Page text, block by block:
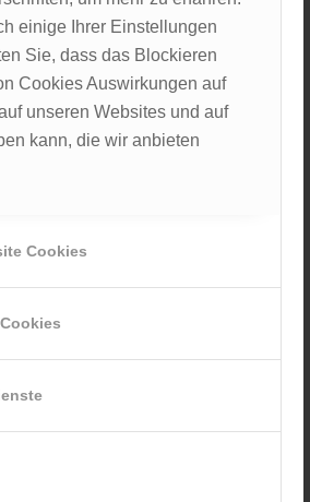
einige Ihrer Einstellungen
Sie, dass das Blockieren
Cookies Auswirkungen auf
unseren Websites und auf
kann, die wir anbieten
Cookies
dem Besuch in drei
Märkten haben wir alles
einem aufregenden Sprint über
einem Gespräch mit der
wir wieder in unserem
heute sogar noch hell ist, testen
nach dem langen Tag
wir lassen den Abend gemütlich